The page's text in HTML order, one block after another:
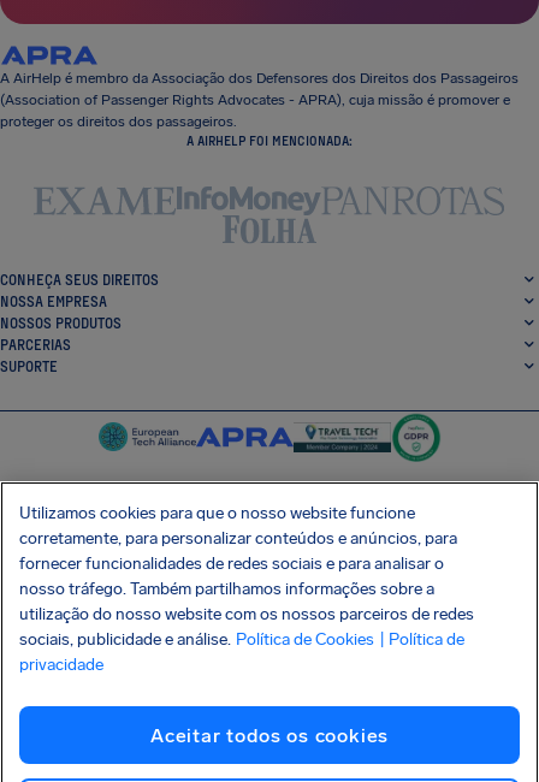
A AirHelp é membro da Associação dos Defensores dos Direitos dos Passageiros
(Association of Passenger Rights Advocates - APRA), cuja missão é promover e
proteger os direitos dos passageiros.
A AIRHELP FOI MENCIONADA:
CONHEÇA SEUS DIREITOS
NOSSA EMPRESA
NOSSOS PRODUTOS
PARCERIAS
SUPORTE
SocialFacebook
SocialTwitter
SocialInstagram
SocialLinkedin
BAIXE GRÁTIS NOSSO APP
Política de Privacidade
Imprint
Ataque à cadeia de suprimentos Shai-Hulud
Utilizamos cookies para que o nosso website funcione
corretamente, para personalizar conteúdos e anúncios, para
fornecer funcionalidades de redes sociais e para analisar o
nosso tráfego. Também partilhamos informações sobre a
utilização do nosso website com os nossos parceiros de redes
sociais, publicidade e análise. Política de Cookies
| Política de
privacidade
Aceitar todos os cookies